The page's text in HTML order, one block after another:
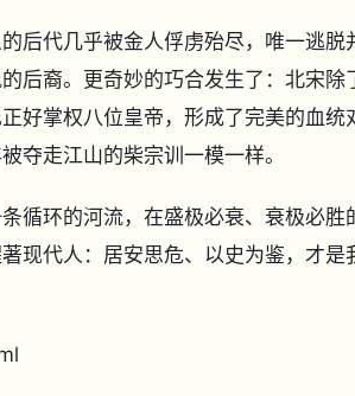
后代几乎被金人俘虏殆尽，唯一逃脱
后裔。更奇妙的巧合发生了：北宋除
好掌权八位皇帝，形成了完美的血统
夺走江山的柴宗训一模一样。
循环的河流，在盛极必衰、衰极必胜
现代人：居安思危、以史为鉴，才是